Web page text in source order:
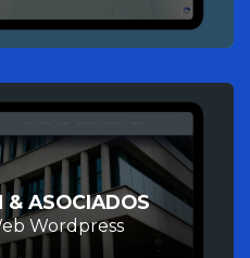
& ASOCIADOS
Wordpress